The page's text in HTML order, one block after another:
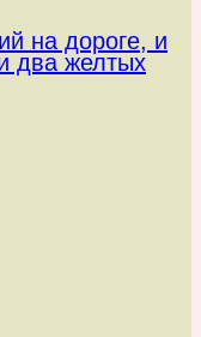
на дороге, и
два желтых